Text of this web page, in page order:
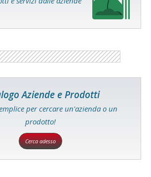
Aziende e Prodotti
per cercare un'azienda o un
prodotto!
Cerca adesso